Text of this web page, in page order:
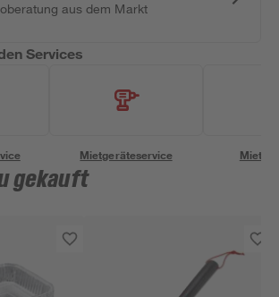
aus dem Markt
Services
Mietgeräteservice
gekauft